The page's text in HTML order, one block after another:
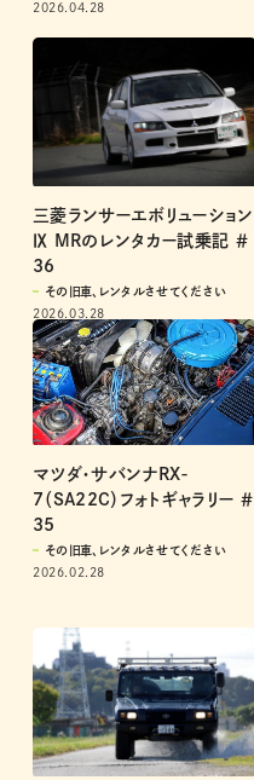
2026.04.28
三菱ランサーエボリューション
Ⅸ MRのレンタカー試乗記 ＃
36
その旧車、レンタルさせてください
2026.03.28
マツダ・サバンナRX-
7（SA22C）フォトギャラリー ＃
35
その旧車、レンタルさせてください
2026.02.28